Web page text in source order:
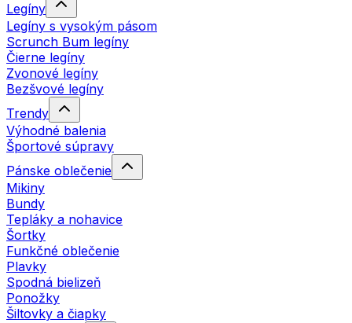
Legíny
Legíny s vysokým pásom
Scrunch Bum legíny
Čierne legíny
Zvonové legíny
Bezšvové legíny
Trendy
Výhodné balenia
Športové súpravy
Pánske oblečenie
Mikiny
Bundy
Tepláky a nohavice
Šortky
Funkčné oblečenie
Plavky
Spodná bielizeň
Ponožky
Šiltovky a čiapky